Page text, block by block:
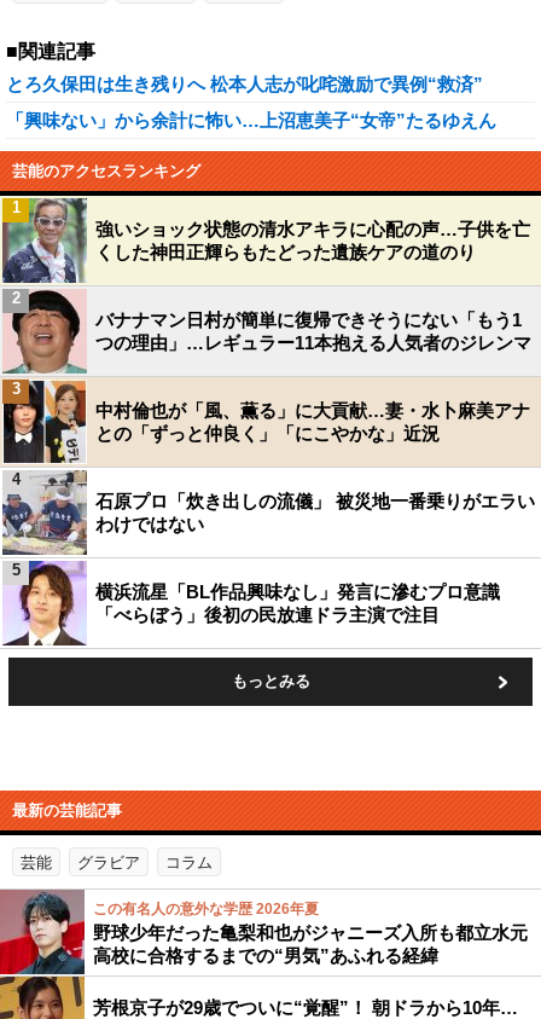
■関連記事
とろ久保田は生き残りへ 松本人志が叱咤激励で異例“救済”
「興味ない」から余計に怖い…上沼恵美子“女帝”たるゆえん
芸能のアクセスランキング
強いショック状態の清水アキラに心配の声…子供を亡
くした神田正輝らもたどった遺族ケアの道のり
1
バナナマン日村が簡単に復帰できそうにない「もう1
つの理由」…レギュラー11本抱える人気者のジレンマ
2
中村倫也が「風、薫る」に大貢献…妻・水卜麻美アナ
との「ずっと仲良く」「にこやかな」近況
3
石原プロ「炊き出しの流儀」 被災地一番乗りがエラい
わけではない
4
横浜流星「BL作品興味なし」発言に滲むプロ意識
「べらぼう」後初の民放連ドラ主演で注目
5
もっとみる
最新の芸能記事
芸能 グラビア コラム
この有名人の意外な学歴 2026年夏
野球少年だった亀梨和也がジャニーズ入所も都立水元
高校に合格するまでの“男気”あふれる経緯
芳根京子が29歳でついに“覚醒”！ 朝ドラから10年…